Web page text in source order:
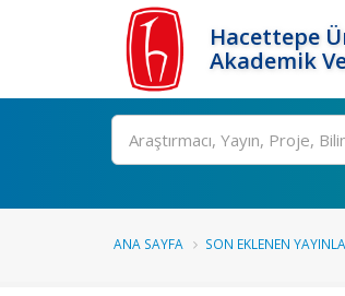
Hacettepe
Akademik
Ara
ANA SAYFA SON EKLENEN